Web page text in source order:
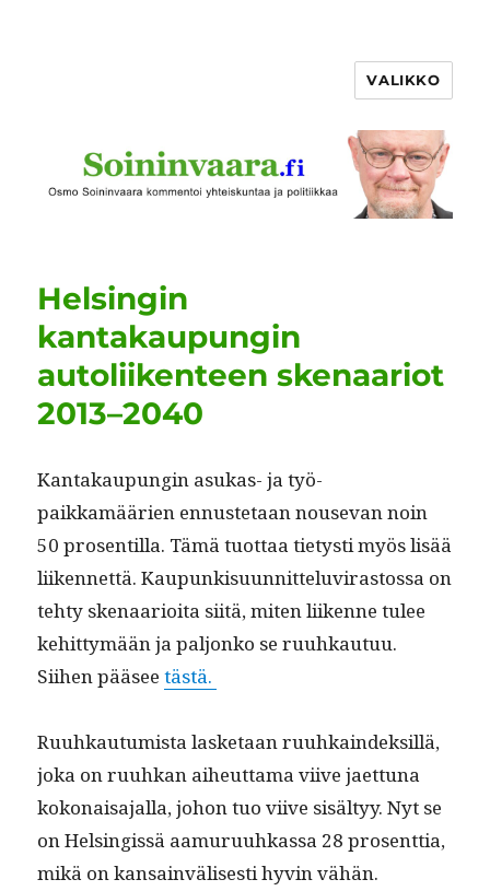
VALIKKO
Helsingin
kantakaupungin
autoliikenteen skenaariot
2013–2040
Kan­takaupun­gin asukas- ja työ­
paikkamäärien ennuste­taan nou­se­van noin
50 pros­en­til­la. Tämä tuot­taa tietysti myös lisää
liiken­net­tä. Kaupunkisu­un­nit­telu­vi­ras­tossa on
tehty ske­naar­i­oi­ta siitä, miten liikenne tulee
kehit­tymään ja paljonko se ruuhkau­tuu.
Siihen pääseetästä.
Ruuhkau­tu­mista las­ke­taan ruuhkain­dek­sil­lä,
joka on ruuhkan aiheut­ta­ma viive jaet­tuna
kokon­aisa­jal­la, johon tuo viive sisäl­tyy. Nyt se
on Helsingis­sä aamu­ru­uhkas­sa 28 pros­ent­tia,
mikä on kan­sain­välis­es­ti hyvin vähän.